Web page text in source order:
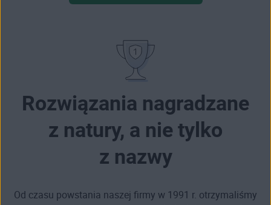
Rozwiązania nagradzane
z natury, a nie tylko
z nazwy
Od czasu powstania naszej firmy w 1991 r. otrzymaliśmy